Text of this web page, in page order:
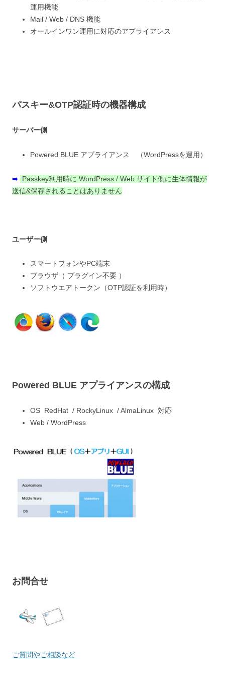
運用機能
Mail / Web / DNS 機能
オールインワン運用に対応のアプライアンス
パスキー&OTP認証時の機器構成
サーバー側
Powered BLUE アプライアンス （WordPressを運用）
➡ Passkey利用時に WordPress / Web サイト側に生体情報が
送信&保存されることはありません
ユーザー側
スマートフォンやPC端末
ブラウザ（ プラグイン不要 ）
ソフトウエアトークン（OTP認証を利用時）
Powered BLUE アプライアンスの構成
OS RedHat / RockyLinux / AlmaLinux 対応
Web / WordPress
お問合せ
ご質問やご相談など